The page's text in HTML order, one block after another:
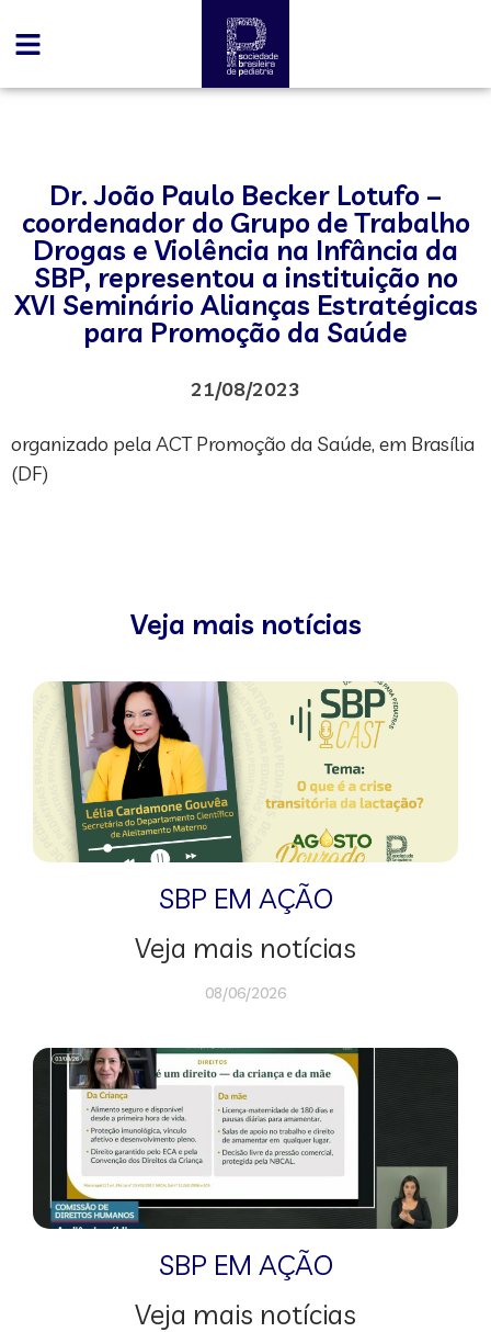
Dr. João Paulo Becker Lotufo –
coordenador do Grupo de Trabalho
Drogas e Violência na Infância da
SBP, representou a instituição no
XVI Seminário Alianças Estratégicas
para Promoção da Saúde
21/08/2023
organizado pela ACT Promoção da Saúde, em Brasília
(DF)
Veja mais notícias
SBP EM AÇÃO
Veja mais notícias
08/06/2026
SBP EM AÇÃO
Veja mais notícias